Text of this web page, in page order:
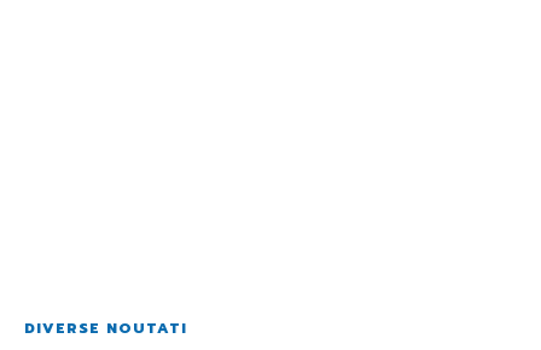
DIVERSE NOUTATI